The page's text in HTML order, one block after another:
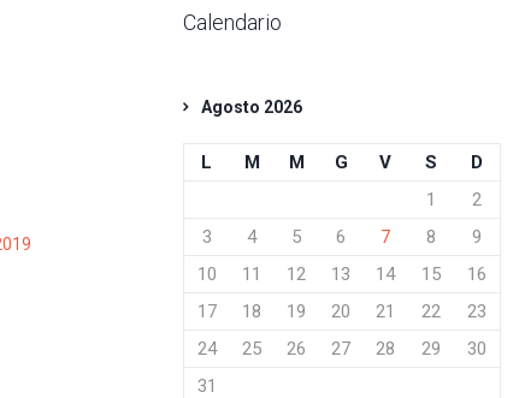
Calendario
Agosto 2026
L M M G V S
D
1
2
3
4 5 6 7 8
9
10
11 12 13 14 15
16
17
18 19 20 21 22
23
24
25 26 27 28 29
30
31